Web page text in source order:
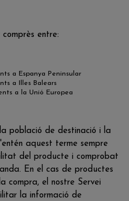
entre:
a Espanya Peninsular
a Illes Balears
a la Unió Europea
població de destinació i la
aquest terme sempre
del producte i comprobat
En el cas de productes
compra, el nostre Servei
la informació de